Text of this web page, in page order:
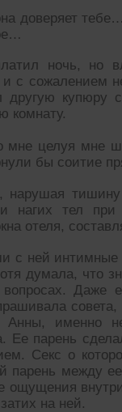
доверяет
ночь, но
с сожалением
другую
комнату.
мне целуя мне
бы соитие
нарушая
нагих тел при
отеля,
с ней
думала, что
именно
Ее парень
Секс о
парень между
ощущения
на ней.